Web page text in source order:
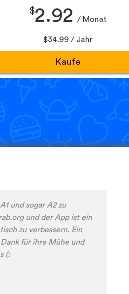
$2.92 / Monat
$34.99 / Jahr
Kaufe
immer mehr neue
Sprachen lernen mit